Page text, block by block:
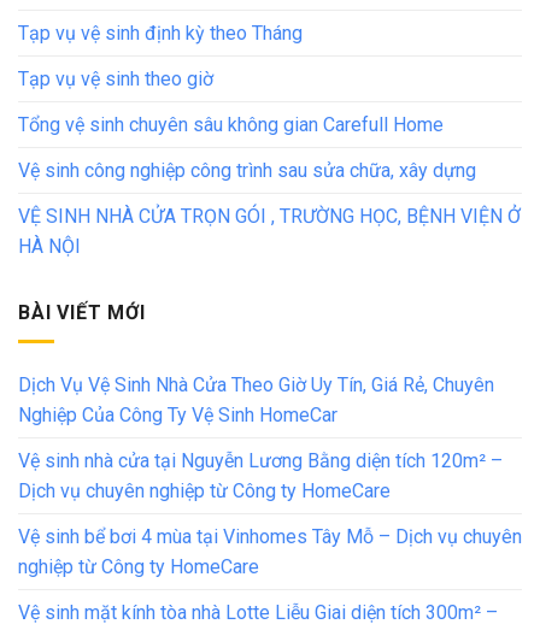
Tạp vụ vệ sinh định kỳ theo Tháng
Tạp vụ vệ sinh theo giờ
Tổng vệ sinh chuyên sâu không gian Carefull Home
Vệ sinh công nghiệp công trình sau sửa chữa, xây dựng
VỆ SINH NHÀ CỬA TRỌN GÓI , TRƯỜNG HỌC, BỆNH VIỆN Ở
HÀ NỘI
BÀI VIẾT MỚI
Dịch Vụ Vệ Sinh Nhà Cửa Theo Giờ Uy Tín, Giá Rẻ, Chuyên
Nghiệp Của Công Ty Vệ Sinh HomeCar
Vệ sinh nhà cửa tại Nguyễn Lương Bằng diện tích 120m² –
Dịch vụ chuyên nghiệp từ Công ty HomeCare
Vệ sinh bể bơi 4 mùa tại Vinhomes Tây Mỗ – Dịch vụ chuyên
nghiệp từ Công ty HomeCare
Vệ sinh mặt kính tòa nhà Lotte Liễu Giai diện tích 300m² –